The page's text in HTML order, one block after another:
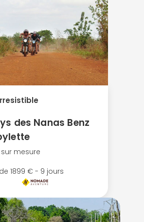
des Nanas Benz
mesure
1899 € - 9 jours